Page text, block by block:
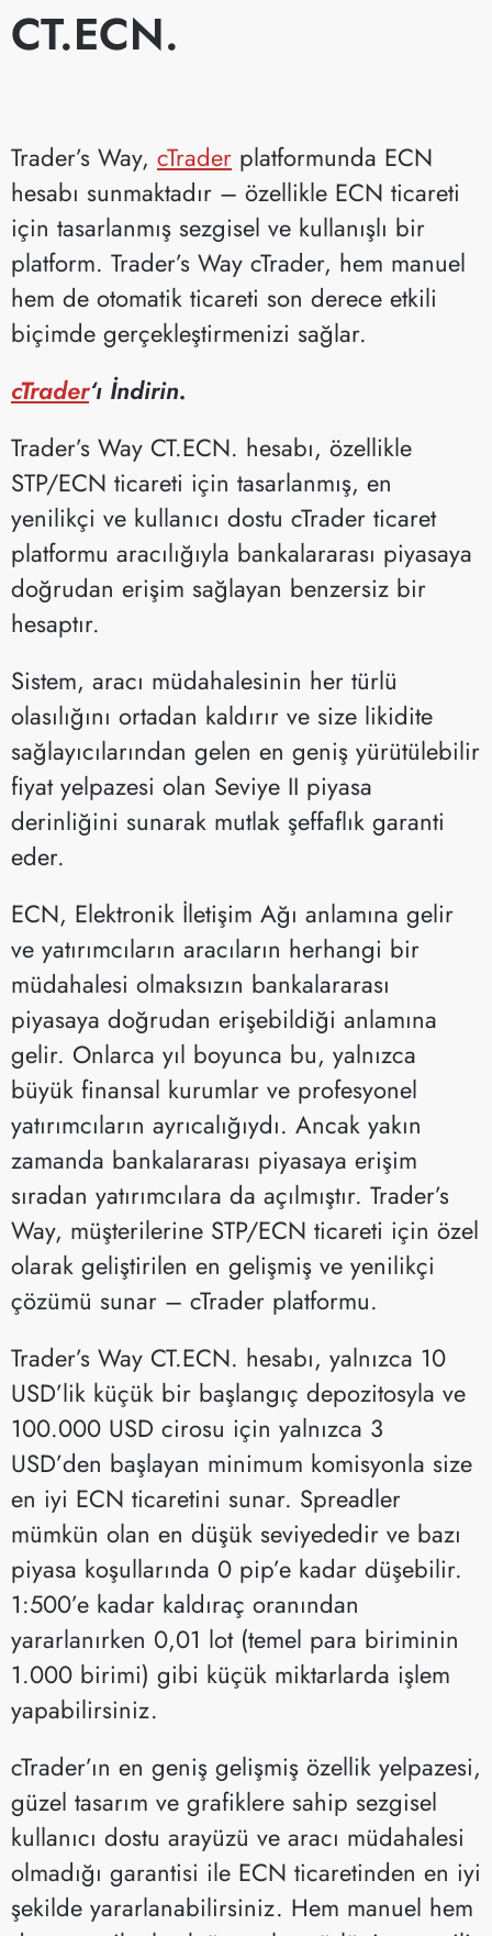
CT.ECN.
Trader’s Way, cTrader platformunda ECN
hesabı sunmaktadır – özellikle ECN ticareti
için tasarlanmış sezgisel ve kullanışlı bir
platform. Trader’s Way cTrader, hem manuel
hem de otomatik ticareti son derece etkili
biçimde gerçekleştirmenizi sağlar.
cTrader‘ı İndirin.
Trader’s Way CT.ECN. hesabı, özellikle
STP/ECN ticareti için tasarlanmış, en
yenilikçi ve kullanıcı dostu cTrader ticaret
platformu aracılığıyla bankalararası piyasaya
doğrudan erişim sağlayan benzersiz bir
hesaptır.
Sistem, aracı müdahalesinin her türlü
olasılığını ortadan kaldırır ve size likidite
sağlayıcılarından gelen en geniş yürütülebilir
fiyat yelpazesi olan Seviye II piyasa
derinliğini sunarak mutlak şeffaflık garanti
eder.
ECN, Elektronik İletişim Ağı anlamına gelir
ve yatırımcıların aracıların herhangi bir
müdahalesi olmaksızın bankalararası
piyasaya doğrudan erişebildiği anlamına
gelir. Onlarca yıl boyunca bu, yalnızca
büyük finansal kurumlar ve profesyonel
yatırımcıların ayrıcalığıydı. Ancak yakın
zamanda bankalararası piyasaya erişim
sıradan yatırımcılara da açılmıştır. Trader’s
Way, müşterilerine STP/ECN ticareti için özel
olarak geliştirilen en gelişmiş ve yenilikçi
çözümü sunar – cTrader platformu.
Trader’s Way CT.ECN. hesabı, yalnızca 10
USD’lik küçük bir başlangıç depozitosyla ve
100.000 USD cirosu için yalnızca 3
USD’den başlayan minimum komisyonla size
en iyi ECN ticaretini sunar. Spreadler
mümkün olan en düşük seviyededir ve bazı
piyasa koşullarında 0 pip’e kadar düşebilir.
1:500’e kadar kaldıraç oranından
yararlanırken 0,01 lot (temel para biriminin
1.000 birimi) gibi küçük miktarlarda işlem
yapabilirsiniz.
cTrader’ın en geniş gelişmiş özellik yelpazesi,
güzel tasarım ve grafiklere sahip sezgisel
kullanıcı dostu arayüzü ve aracı müdahalesi
olmadığı garantisi ile ECN ticaretinden en iyi
şekilde yararlanabilirsiniz. Hem manuel hem